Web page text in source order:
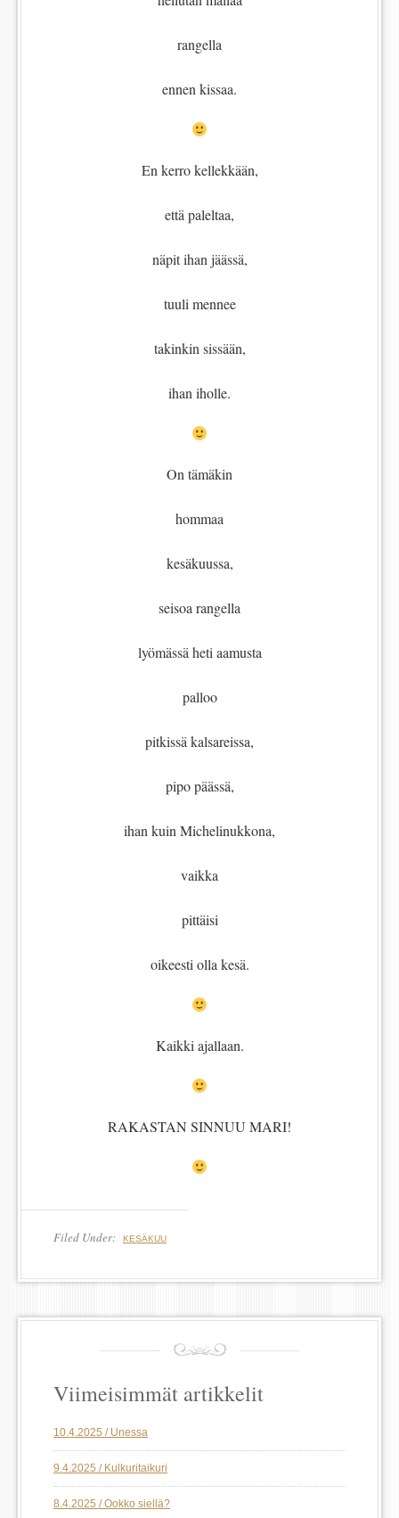
rangella
ennen kissaa.
En kerro kellekkään,
että paleltaa,
näpit ihan jäässä,
tuuli mennee
takinkin sissään,
ihan iholle.
On tämäkin
hommaa
kesäkuussa,
seisoa rangella
lyömässä heti aamusta
palloo
pitkissä kalsareissa,
pipo päässä,
ihan kuin Michelinukkona,
vaikka
pittäisi
oikeesti olla kesä.
Kaikki ajallaan.
RAKASTAN SINNUU MARI!
Filed Under: KESÄKUU
Viimeisimmät artikkelit
10.4.2025 / Unessa
9.4.2025 / Kulkuritaikuri
8.4.2025 / Ookko siellä?